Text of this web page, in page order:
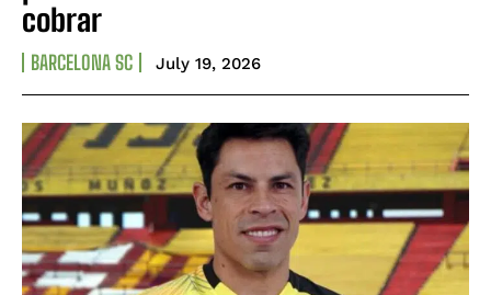
cobrar
BARCELONA SC July 19, 2026